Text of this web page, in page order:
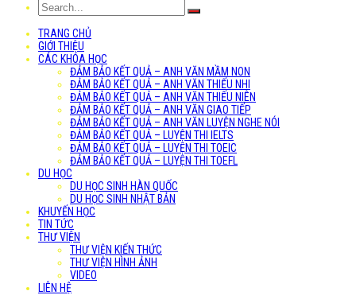
TRANG CHỦ
GIỚI THIỆU
CÁC KHÓA HỌC
ĐẢM BẢO KẾT QUẢ – ANH VĂN MẦM NON
ĐẢM BẢO KẾT QUẢ – ANH VĂN THIẾU NHI
ĐẢM BẢO KẾT QUẢ – ANH VĂN THIẾU NIÊN
ĐẢM BẢO KẾT QUẢ – ANH VĂN GIAO TIẾP
ĐẢM BẢO KẾT QUẢ – ANH VĂN LUYỆN NGHE NÓI
ĐẢM BẢO KẾT QUẢ – LUYỆN THI IELTS
ĐẢM BẢO KẾT QUẢ – LUYỆN THI TOEIC
ĐẢM BẢO KẾT QUẢ – LUYỆN THI TOEFL
DU HỌC
DU HỌC SINH HÀN QUỐC
DU HỌC SINH NHẬT BẢN
KHUYẾN HỌC
TIN TỨC
THƯ VIỆN
THƯ VIỆN KIẾN THỨC
THƯ VIỆN HÌNH ẢNH
VIDEO
LIÊN HỆ